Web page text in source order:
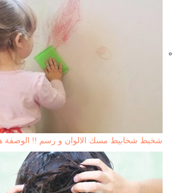
شخبط شخابيط مسك الالوان و رسم !! الوصفة